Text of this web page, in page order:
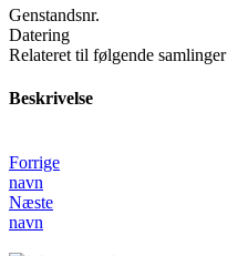
Genstandsnr.
Datering
Relateret til følgende samlinger
Beskrivelse
Forrige
navn
Næste
navn